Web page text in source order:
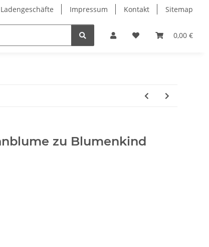
Impressum Kontakt Sitemap
0,00 €
zu Blumenkind